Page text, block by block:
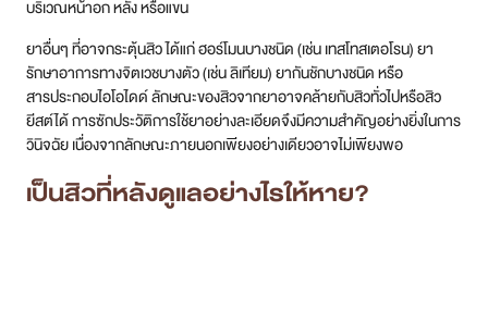
การจัดการกับสิวที่หลังให้ได้ผลดีนั้น มักต้องอาศัยการดูแลทั้งจากตนเอง
อย่างสม่ำเสมอ ควบคู่ไปกับการรักษาโดยแพทย์ผู้เชี่ยวชาญ โดยเฉพาะในราย
ที่มีอาการปานกลางถึงรุนแรง หรือเมื่อการดูแลตนเองเบื้องต้นไม่ได้ผล
การดูแลโดยแพทย์
การพบแพทย์ผิวหนังเป็นสิ่งสำคัญอันดับแรก โดยเฉพาะเมื่อสิวที่หลังเป็น
เรื้อรัง รุนแรง หรือไม่ตอบสนองต่อการดูแลตนเอง